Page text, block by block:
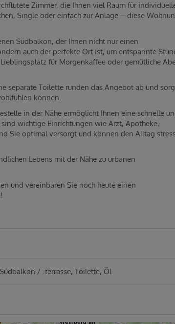
Zimmer, die Ihnen viel Raum für
Single oder einfach zur Anlage – diese
Südbalkon, der Ihnen nicht nur einen
auch der perfekte Ort ist, um entspannte
für Morgenkaffee oder gemütliche
separate Toilette runden das Angebot ab und
können.
in der Nähe ermöglicht Ihnen eine schnelle
wichtige Einrichtungen wie Arzt, Apotheke,
Sie optimal versorgt und können den Alltag
Lebens mit der Nähe zu urbanen
und vereinbaren Sie noch heute einen
Südbalkon / -terrasse Toilette Öl